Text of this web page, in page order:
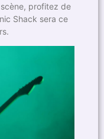
profitez de
Shack sera ce